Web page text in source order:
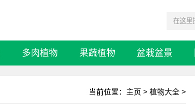
多肉植物 果蔬植物 盆栽盆景
当前位置： 主页 > 植物大全 >